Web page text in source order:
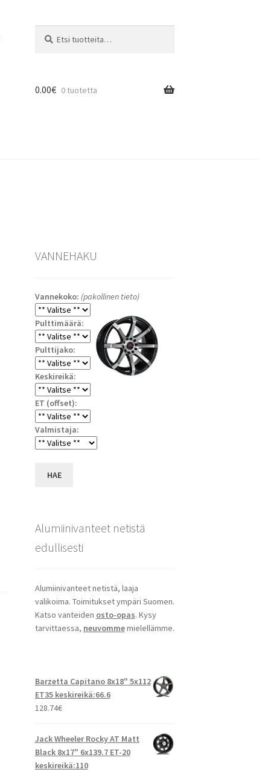
0.00€ 0 tuotetta
VANNEHAKU
Vannekoko: (pakollinen tieto)
Pulttimäärä:
Pulttijako:
Keskireikä:
ET (offset):
Valmistaja:
HAE
Alumiinivanteet netistä
edullisesti
Alumiinivanteet netistä, laaja
valikoima. Toimitukset ympäri Suomen.
Katso vanteiden osto-opas. Kysy
tarvittaessa, neuvommemielellämme.
Barzetta Capitano 8x18" 5x112
ET35 keskireikä:66.6
128.74€
Jack Wheeler Rocky AT Matt
Black 8x17" 6x139.7 ET-20
keskireikä:110